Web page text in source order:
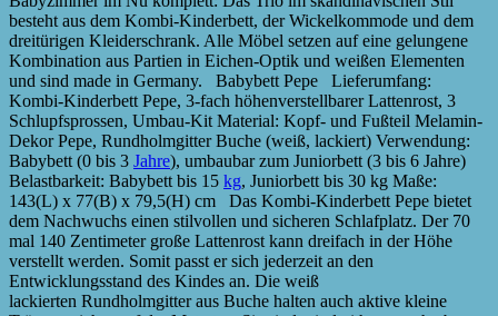
besteht aus dem Kombi-Kinderbett, der Wickelkommode und dem
dreitürigen Kleiderschrank. Alle Möbel setzen auf eine gelungene
Kombination aus Partien in Eichen-Optik und weißen Elementen
und sind made in Germany. Babybett Pepe Lieferumfang:
Kombi-Kinderbett Pepe, 3-fach höhenverstellbarer Lattenrost, 3
Schlupfsprossen, Umbau-Kit Material: Kopf- und Fußteil Melamin-
Dekor Pepe, Rundholmgitter Buche (weiß, lackiert) Verwendung:
Babybett (0 bis 3 Jahre), umbaubar zum Juniorbett (3 bis 6 Jahre)
Belastbarkeit: Babybett bis 15 kg, Juniorbett bis 30 kg Maße:
143(L) x 77(B) x 79,5(H) cm Das Kombi-Kinderbett Pepe bietet
dem Nachwuchs einen stilvollen und sicheren Schlafplatz. Der 70
mal 140 Zentimeter große Lattenrost kann dreifach in der Höhe
verstellt werden. Somit passt er sich jederzeit an den
Entwicklungsstand des Kindes an. Die weiß
lackierten Rundholmgitter aus Buche halten auch aktive kleine